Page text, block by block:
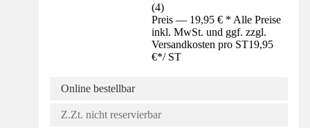
(4)
Preis — 19,95 € * Alle Preise
inkl. MwSt. und ggf. zzgl.
Versandkosten pro ST19,95
€*/ ST
Online bestellbar
Z.Zt. nicht reservierbar